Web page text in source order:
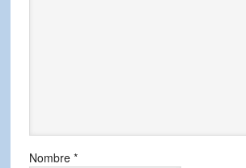
Nombre *